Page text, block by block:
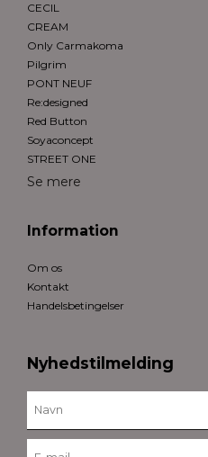
CECIL
CREAM
Only Carmakoma
Pilgrim
PONT NEUF
Re:designed
Red Button
Soyaconcept
STREET ONE
Se mere
Information
Om os
Kontakt
Handelsbetingelser
Nyhedstilmelding